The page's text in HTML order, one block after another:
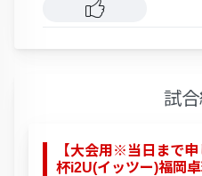
試
【大会用※当日まで
杯i2U(イッツー)福岡